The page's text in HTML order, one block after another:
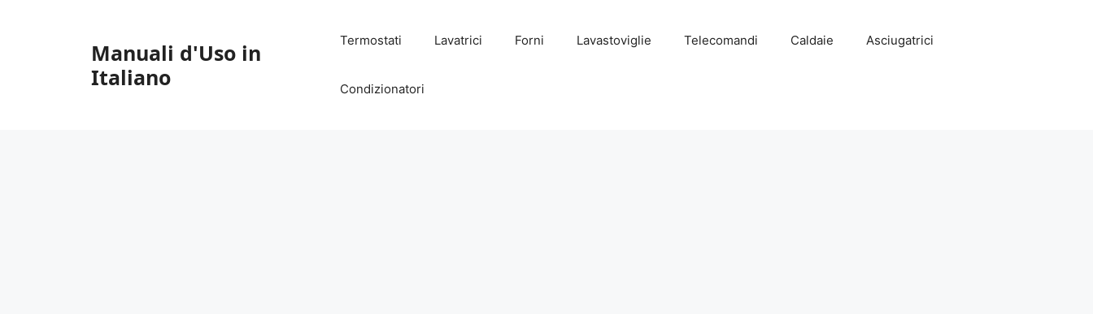
Manuali d'Uso in
Italiano
Termostati Lavatrici Forni Lavastoviglie Telecomandi Caldaie Asciugatrici
Condizionatori